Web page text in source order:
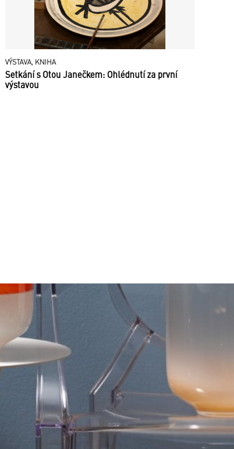
VÝSTAVA, KNIHA
Setkání s Otou Janečkem: Ohlédnutí za první
výstavou